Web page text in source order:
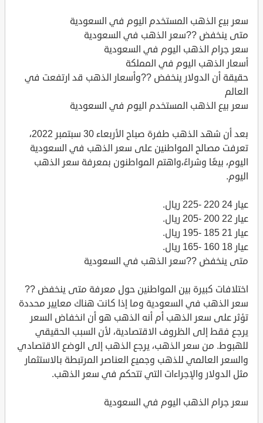
سعر بيع الذهب المستخدم اليوم في السعودية
متى ينخفض ??سعر الذهب في السعودية
سعر جرام الذهب اليوم في السعودية
أسعار الذهب اليوم في المملكة
حقيقة أن الدولار ينخفض ??وأسعار الذهب قد ارتفعت في
العالم
سعر بيع الذهب المستخدم اليوم في السعودية
بعد أن شهد الذهب طفرة صباح الأربعاء 30 سبتمبر 2022،
تعرفت مصالح المواطنين على سعر الذهب في السعودية
اليوم، بيعًا وشراءً،واهتم المواطنون بمعرفة سعر الذهب
اليوم.
عيار 24 220 -225 ريال.
عيار 22 200 -205 ريال.
عيار 21 185 -195 ريال.
عيار 18 160 -165 ريال.
متى ينخفض ??سعر الذهب في السعودية
اختلافات كبيرة بين المواطنين حول معرفة متى ينخفض ??
سعر الذهب في السعودية وما إذا كانت هناك معايير محددة
تؤثر على سعر الذهب أم أنه الذهب هو أن انخفاض السعر
يرجع فقط إلى الظروف الاقتصادية، لأن السبب الحقيقي
للهبوط. من سعر الذهب، يرجع الذهب إلى الوضع الاقتصادي
والسعر العالمي للذهب وجميع العناصر المرتبطة بالاستثمار
مثل الدولار والإجراءات التي تتحكم في سعر الذهب.
سعر جرام الذهب اليوم في السعودية